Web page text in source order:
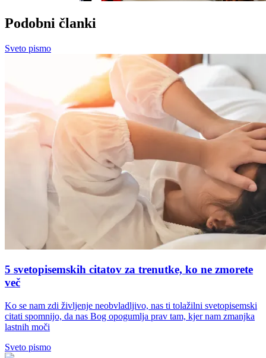
Podobni članki
Sveto pismo
5 svetopisemskih citatov za trenutke, ko ne zmorete
več
Ko se nam zdi življenje neobvladljivo, nas ti tolažilni svetopisemski
citati spomnijo, da nas Bog opogumlja prav tam, kjer nam zmanjka
lastnih moči
Sveto pismo